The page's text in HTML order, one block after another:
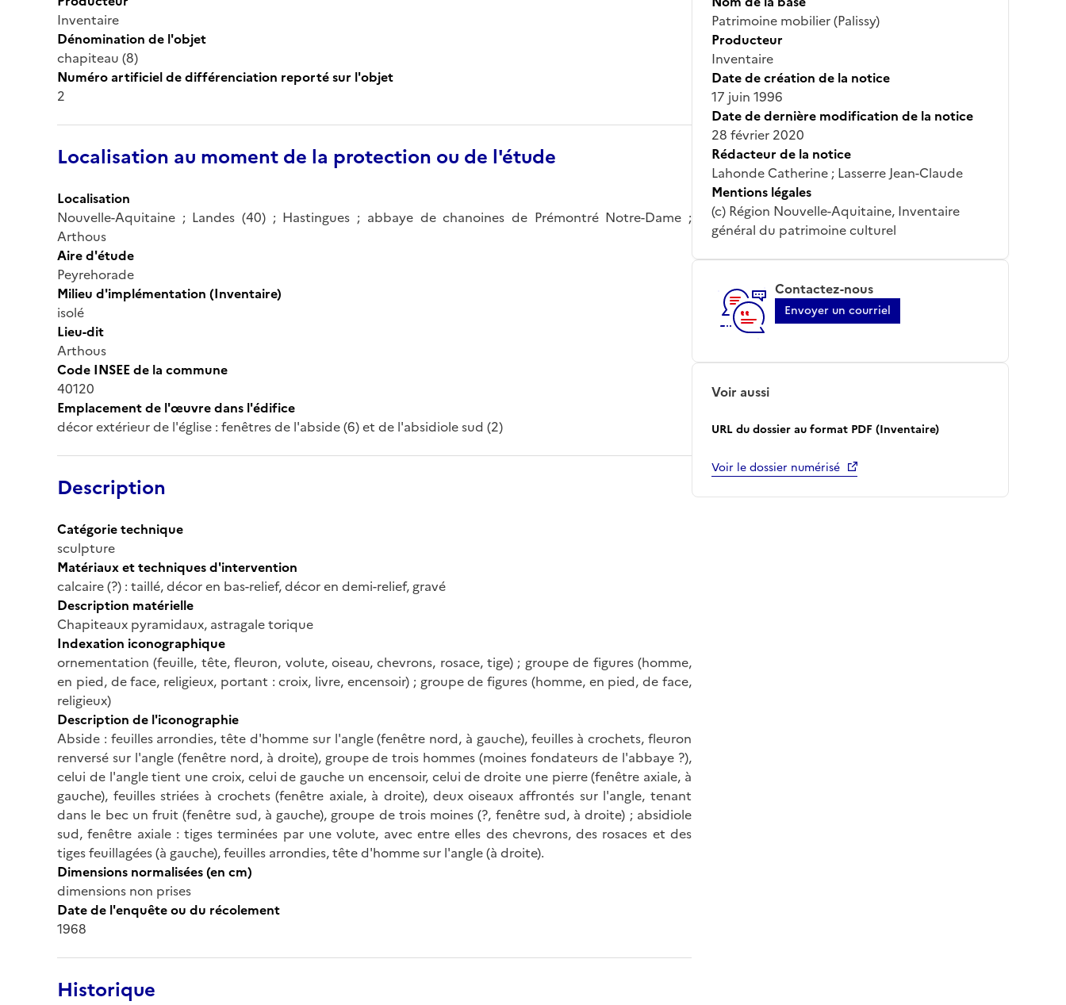
Inventaire
Dénomination de l'objet
chapiteau (8)
Numéro artificiel de différenciation reporté sur l'objet
2
Localisation au moment de la protection ou de l'étude
Localisation
Nouvelle-Aquitaine ; Landes (40) ; Hastingues ; abbaye de chanoines de Prémontré Notre-Dame ;
Arthous
Aire d'étude
Peyrehorade
Milieu d'implémentation (Inventaire)
isolé
Lieu-dit
Arthous
Code INSEE de la commune
40120
Emplacement de l'œuvre dans l'édifice
décor extérieur de l'église : fenêtres de l'abside (6) et de l'absidiole sud (2)
Description
Catégorie technique
sculpture
Matériaux et techniques d'intervention
calcaire (?) : taillé, décor en bas-relief, décor en demi-relief, gravé
Description matérielle
Chapiteaux pyramidaux, astragale torique
Indexation iconographique
ornementation (feuille, tête, fleuron, volute, oiseau, chevrons, rosace, tige) ; groupe de figures (homme,
en pied, de face, religieux, portant : croix, livre, encensoir) ; groupe de figures (homme, en pied, de face,
religieux)
Description de l'iconographie
Abside : feuilles arrondies, tête d'homme sur l'angle (fenêtre nord, à gauche), feuilles à crochets, fleuron
renversé sur l'angle (fenêtre nord, à droite), groupe de trois hommes (moines fondateurs de l'abbaye ?),
celui de l'angle tient une croix, celui de gauche un encensoir, celui de droite une pierre (fenêtre axiale, à
gauche), feuilles striées à crochets (fenêtre axiale, à droite), deux oiseaux affrontés sur l'angle, tenant
dans le bec un fruit (fenêtre sud, à gauche), groupe de trois moines (?, fenêtre sud, à droite) ; absidiole
sud, fenêtre axiale : tiges terminées par une volute, avec entre elles des chevrons, des rosaces et des
tiges feuillagées (à gauche), feuilles arrondies, tête d'homme sur l'angle (à droite).
Dimensions normalisées (en cm)
dimensions non prises
Date de l'enquête ou du récolement
1968
Historique
Patrimoine mobilier (Palissy)
Producteur
Inventaire
Date de création de la notice
17 juin 1996
Date de dernière modification de la notice
28 février 2020
Rédacteur de la notice
Lahonde Catherine ; Lasserre Jean-Claude
Mentions légales
(c) Région Nouvelle-Aquitaine, Inventaire
général du patrimoine culturel
Contactez-nous
Envoyer un courriel
Voir aussi
URL du dossier au format PDF (Inventaire)
Voir le dossier numérisé